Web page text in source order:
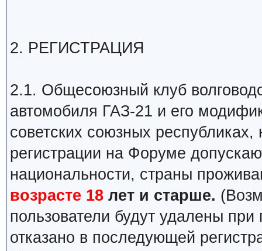
2. РЕГИСТРАЦИЯ
2.1. Общесоюзный клуб
автомобиля ГАЗ-21 и его
советских союзных
регистрации на Форуме
национальности, страны
возрасте 18лет и старше.
пользователи будут удалены
отказано в последующей